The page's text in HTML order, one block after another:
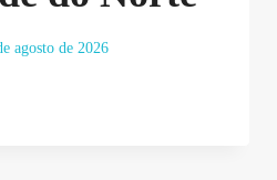
agosto de 2026